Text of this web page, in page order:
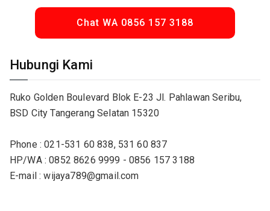
Chat WA 0856 157 3188
Hubungi Kami
Ruko Golden Boulevard Blok E-23 Jl. Pahlawan Seribu,
BSD City Tangerang Selatan 15320
Phone : 021-531 60 838, 531 60 837
HP/WA : 0852 8626 9999 - 0856 157 3188
E-mail : wijaya789@gmail.com